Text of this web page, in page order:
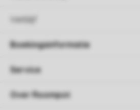
Verblijf
Boekingsinformatie
Service
Over Roompot